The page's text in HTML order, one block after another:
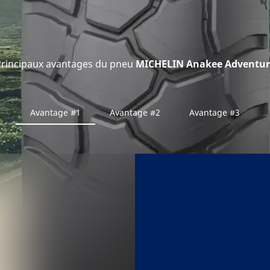
avantages du pneu MICHELIN Anakee
Avantage #1 Avantage #2 Avantage #3